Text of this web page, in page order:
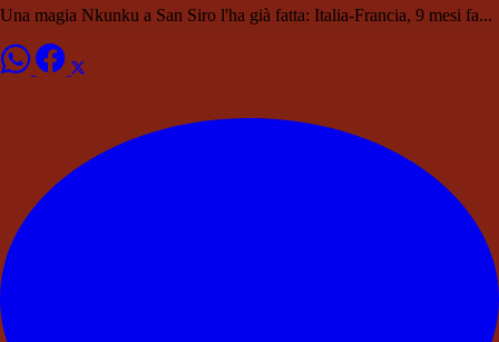
Una magia Nkunku a San Siro l'ha già fatta: Italia-Francia, 9 mesi fa...